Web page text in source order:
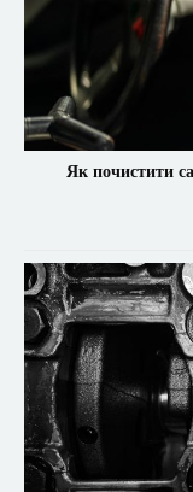
Як почистити